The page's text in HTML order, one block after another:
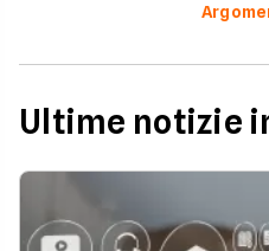
Ultime notizie